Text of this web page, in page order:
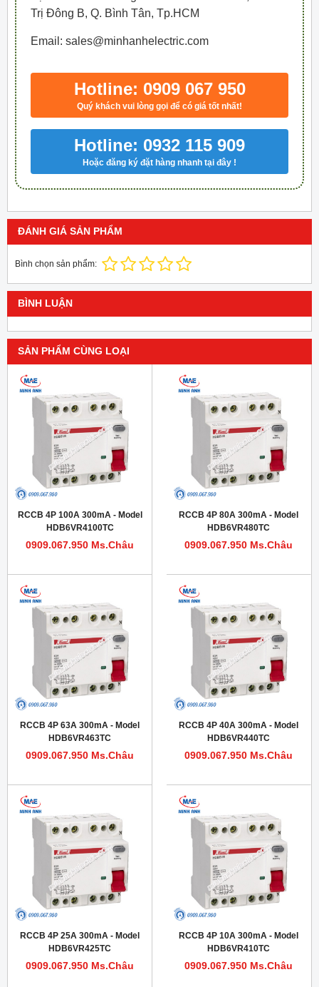
Trị Đông B, Q. Bình Tân, Tp.HCM
Email: sales@minhanhelectric.com
Hotline: 0909 067 950
Quý khách vui lòng gọi để có giá tốt nhất!
Hotline: 0932 115 909
Hoặc đăng ký đặt hàng nhanh tại đây !
ĐÁNH GIÁ SẢN PHẨM
Bình chọn sản phẩm:
BÌNH LUẬN
SẢN PHẨM CÙNG LOẠI
RCCB 4P 100A 300mA - Model
HDB6VR4100TC
0909.067.950 Ms.Châu
RCCB 4P 80A 300mA - Model
HDB6VR480TC
0909.067.950 Ms.Châu
RCCB 4P 63A 300mA - Model
HDB6VR463TC
0909.067.950 Ms.Châu
RCCB 4P 40A 300mA - Model
HDB6VR440TC
0909.067.950 Ms.Châu
RCCB 4P 25A 300mA - Model
HDB6VR425TC
0909.067.950 Ms.Châu
RCCB 4P 10A 300mA - Model
HDB6VR410TC
0909.067.950 Ms.Châu